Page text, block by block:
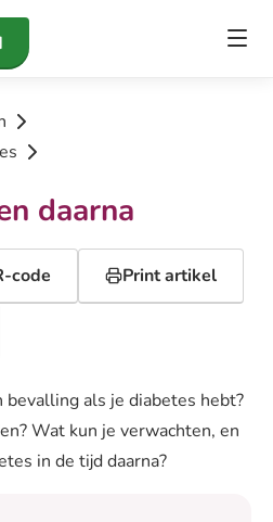
daarna
code Print artikel
als je diabetes hebt?
Wat kun je verwachten, en
in de tijd daarna?